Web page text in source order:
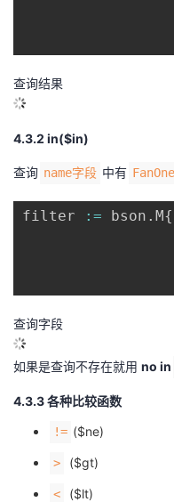
查询结果
4.3.2 in($in)
查询 name字段 中有
filter := bson . M{
查询字段
如果是查询不存在就用 no in
4.3.3 各种比较函数
!= ($ne)
> ($gt)
< ($lt)